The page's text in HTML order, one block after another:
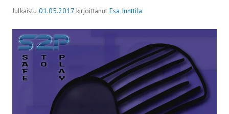
Julkaistu 01.05.2017 kirjoittanut Esa Junttila